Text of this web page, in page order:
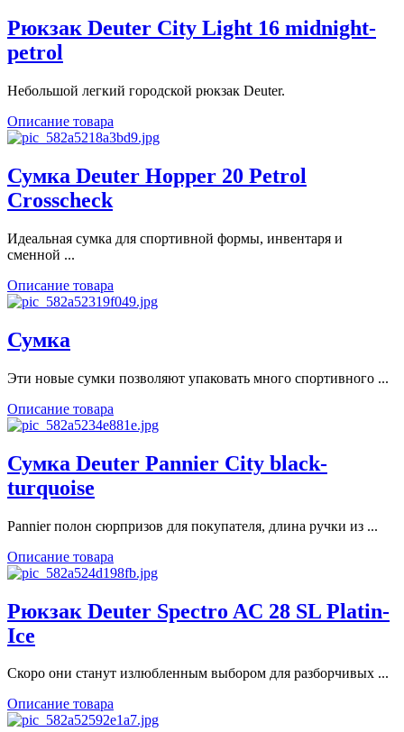
Рюкзак Deuter City Light 16 midnight-
petrol
Небольшой легкий городской рюкзак Deuter.
Описание товара
Сумка Deuter Hopper 20 Petrol
Crosscheck
Идеальная сумка для спортивной формы, инвентаря и
сменной ...
Описание товара
Сумка
Эти новые сумки позволяют упаковать много спортивного ...
Описание товара
Сумка Deuter Pannier City black-
turquoise
Pannier полон сюрпризов для покупателя, длина ручки из ...
Описание товара
Рюкзак Deuter Spectro AC 28 SL Platin-
Ice
Скоро они станут излюбленным выбором для разборчивых ...
Описание товара